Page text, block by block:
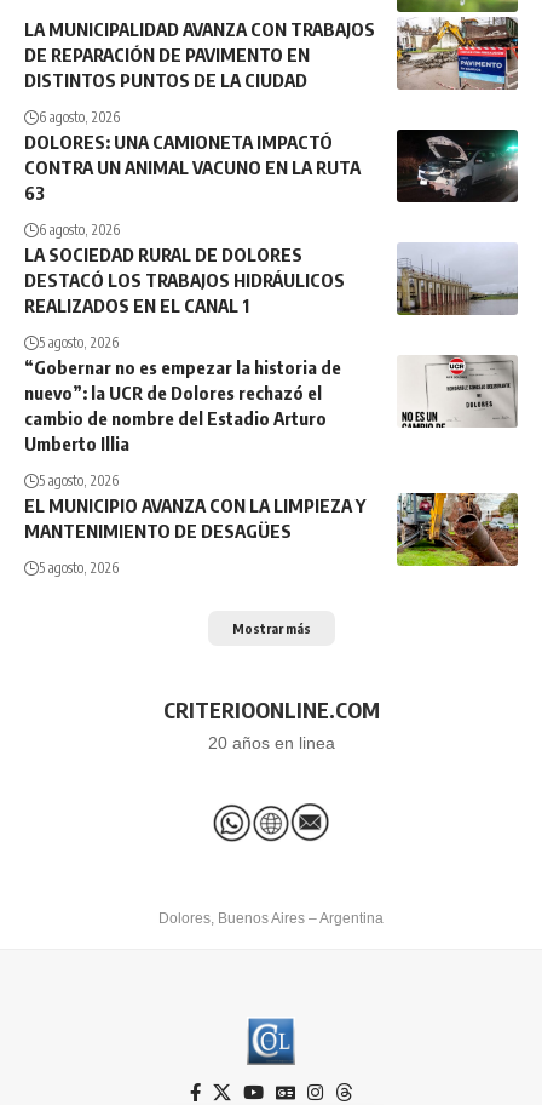
LA MUNICIPALIDAD AVANZA CON TRABAJOS
DE REPARACIÓN DE PAVIMENTO EN
DISTINTOS PUNTOS DE LA CIUDAD
6 agosto, 2026
DOLORES: UNA CAMIONETA IMPACTÓ
CONTRA UN ANIMAL VACUNO EN LA RUTA
63
6 agosto, 2026
LA SOCIEDAD RURAL DE DOLORES
DESTACÓ LOS TRABAJOS HIDRÁULICOS
REALIZADOS EN EL CANAL 1
5 agosto, 2026
“Gobernar no es empezar la historia de
nuevo”: la UCR de Dolores rechazó el
cambio de nombre del Estadio Arturo
Umberto Illia
5 agosto, 2026
EL MUNICIPIO AVANZA CON LA LIMPIEZA Y
MANTENIMIENTO DE DESAGÜES
5 agosto, 2026
Mostrar más
CRITERIOONLINE.COM
20 años en linea
Dolores, Buenos Aires – Argentina